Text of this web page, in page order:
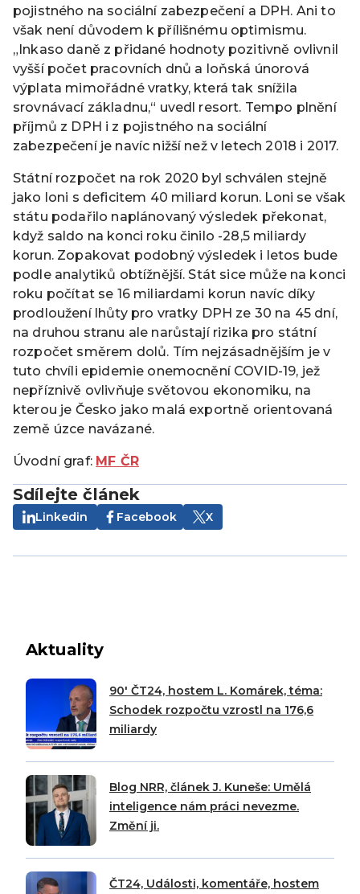
pojistného na sociální zabezpečení a DPH. Ani to
však není důvodem k přílišnému optimismu.
„Inkaso daně z přidané hodnoty pozitivně ovlivnil
vyšší počet pracovních dnů a loňská únorová
výplata mimořádné vratky, která tak snížila
srovnávací základnu,“ uvedl resort. Tempo plnění
příjmů z DPH i z pojistného na sociální
zabezpečení je navíc nižší než v letech 2018 i 2017.
Státní rozpočet na rok 2020 byl schválen stejně
jako loni s deficitem 40 miliard korun. Loni se však
státu podařilo naplánovaný výsledek překonat,
když saldo na konci roku činilo -28,5 miliardy
korun. Zopakovat podobný výsledek i letos bude
podle analytiků obtížnější. Stát sice může na konci
roku počítat se 16 miliardami korun navíc díky
prodloužení lhůty pro vratky DPH ze 30 na 45 dní,
na druhou stranu ale narůstají rizika pro státní
rozpočet směrem dolů. Tím nejzásadnějším je v
tuto chvíli epidemie onemocnění COVID-19, jež
nepříznivě ovlivňuje světovou ekonomiku, na
kterou je Česko jako malá exportně orientovaná
země úzce navázané.
Úvodní graf: MF ČR
Sdílejte článek
Linkedin Facebook X
Aktuality
90′ ČT24, hostem L. Komárek, téma:
Schodek rozpočtu vzrostl na 176,6
miliardy
Blog NRR, článek J. Kuneše: Umělá
inteligence nám práci nevezme.
Změní ji.
ČT24, Události, komentáře, hostem